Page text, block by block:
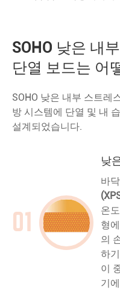
SOHO 낮은 내
단열 보드는 어
SOHO 낮은 내부 스트레
방 시스템에 단열 및 내
설계되었습니다.
01
낮
바
온
형
의
하
이
기